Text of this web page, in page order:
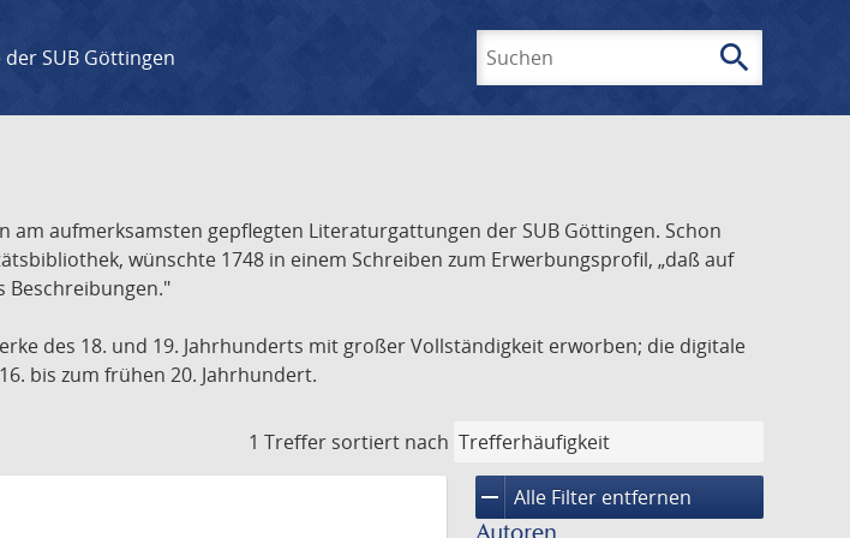
der SUB Göttingen search
aufmerksamsten gepflegten Literaturgattungen der SUB Göttingen. Schon
wünschte 1748 in einem Schreiben zum Erwerbungsprofil, „daß auf
Beschreibungen."
des 18. und 19. Jahrhunderts mit großer Vollständigkeit erworben; die digitale
bis zum frühen 20. Jahrhundert.
1 Treffer sortiert nach
remove Alle Filter entfernen